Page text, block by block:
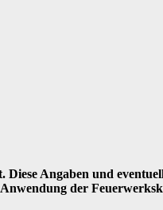
Angaben und
der